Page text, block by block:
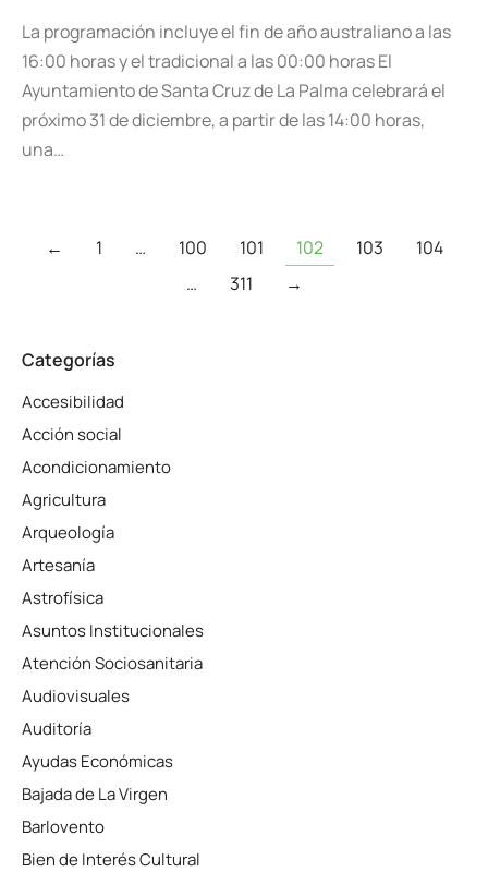
La programación incluye el fin de año australiano a las
16:00 horas y el tradicional a las 00:00 horas El
Ayuntamiento de Santa Cruz de La Palma celebrará el
próximo 31 de diciembre, a partir de las 14:00 horas,
una…
← 1 … 100 101 102 103
104
…
311 →
Categorías
Accesibilidad
Acción social
Acondicionamiento
Agricultura
Arqueología
Artesanía
Astrofísica
Asuntos Institucionales
Atención Sociosanitaria
Audiovisuales
Auditoría
Ayudas Económicas
Bajada de La Virgen
Barlovento
Bien de Interés Cultural